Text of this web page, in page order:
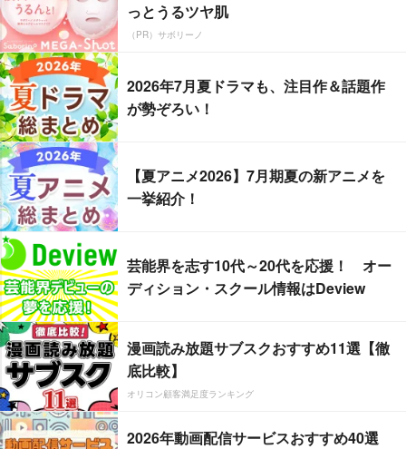
っとうるツヤ肌
（PR）サボリーノ
2026年7月夏ドラマも、注目作＆話題作
が勢ぞろい！
【夏アニメ2026】7月期夏の新アニメを
一挙紹介！
芸能界を志す10代～20代を応援！ オー
ディション・スクール情報はDeview
漫画読み放題サブスクおすすめ11選【徹
底比較】
オリコン顧客満足度ランキング
2026年動画配信サービスおすすめ40選